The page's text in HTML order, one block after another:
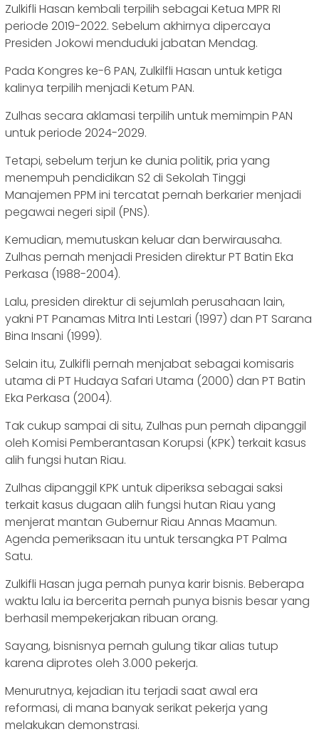
Zulkifli Hasan kembali terpilih sebagai Ketua MPR RI
periode 2019-2022. Sebelum akhirnya dipercaya
Presiden Jokowi menduduki jabatan Mendag.
Pada Kongres ke-6 PAN, Zulkilfli Hasan untuk ketiga
kalinya terpilih menjadi Ketum PAN.
Zulhas secara aklamasi terpilih untuk memimpin PAN
untuk periode 2024-2029.
Tetapi, sebelum terjun ke dunia politik, pria yang
menempuh pendidikan S2 di Sekolah Tinggi
Manajemen PPM ini tercatat pernah berkarier menjadi
pegawai negeri sipil (PNS).
Kemudian, memutuskan keluar dan berwirausaha.
Zulhas pernah menjadi Presiden direktur PT Batin Eka
Perkasa (1988-2004).
Lalu, presiden direktur di sejumlah perusahaan lain,
yakni PT Panamas Mitra Inti Lestari (1997) dan PT Sarana
Bina Insani (1999).
Selain itu, Zulkifli pernah menjabat sebagai komisaris
utama di PT Hudaya Safari Utama (2000) dan PT Batin
Eka Perkasa (2004).
Tak cukup sampai di situ, Zulhas pun pernah dipanggil
oleh Komisi Pemberantasan Korupsi (KPK) terkait kasus
alih fungsi hutan Riau.
Zulhas dipanggil KPK untuk diperiksa sebagai saksi
terkait kasus dugaan alih fungsi hutan Riau yang
menjerat mantan Gubernur Riau Annas Maamun.
Agenda pemeriksaan itu untuk tersangka PT Palma
Satu.
Zulkifli Hasan juga pernah punya karir bisnis. Beberapa
waktu lalu ia bercerita pernah punya bisnis besar yang
berhasil mempekerjakan ribuan orang.
Sayang, bisnisnya pernah gulung tikar alias tutup
karena diprotes oleh 3.000 pekerja.
Menurutnya, kejadian itu terjadi saat awal era
reformasi, di mana banyak serikat pekerja yang
melakukan demonstrasi.